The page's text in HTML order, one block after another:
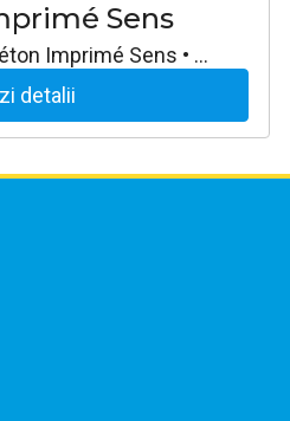
Sens
Imprimé Sens • …
detalii